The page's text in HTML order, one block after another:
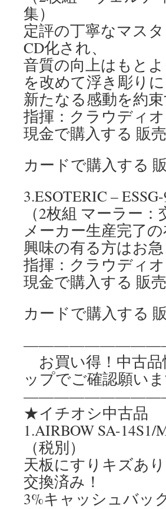
集）
定評の丁寧なマス
CD化され、
音質の向上はもと
を改めて浮き彫りに
新たなる感動を約
指揮：クラウディ
現金で購入する 販
カードで購入する
3.ESOTERIC –
（2枚組 マーラー
メーカー生産完了
興味の有る方はお急
指揮：クラウディ
現金で購入する 販
カードで購入する
お買い得！中古品
ップでご確認願いま
★イチオシ中古品
1.AIRBOW SA-
（税別）
天板にすりキズあ
交換済み！
3%キャッシュバッ